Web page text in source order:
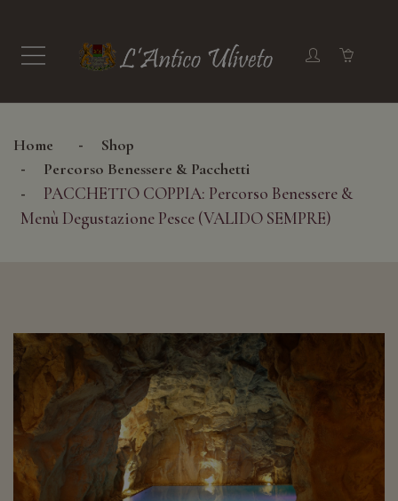
Home
Shop
Percorso Benessere & Pacchetti
PACCHETTO COPPIA: Percorso Benessere &
Menù Degustazione Pesce (VALIDO SEMPRE)